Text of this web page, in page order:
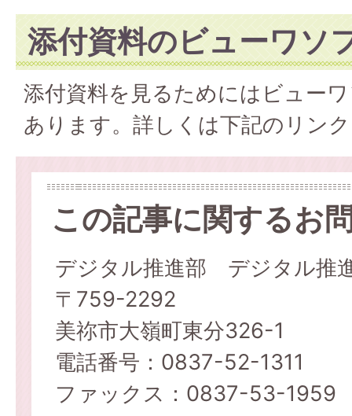
添付資料のビューワソ
添付資料を見るためにはビュー
あります。詳しくは下記のリン
この記事に関するお
デジタル推進部 デジタル推
〒759-2292
美祢市大嶺町東分326-1
電話番号：0837-52-1311
ファックス：0837-53-1959